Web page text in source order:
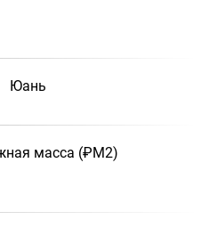
Юань
масса (₽М2)